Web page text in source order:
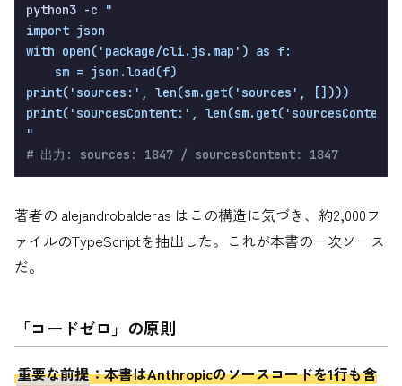
python3 -c
"
import json
with open('package/cli.js.map') as f:
    sm = json.load(f)
print('sources:', len(sm.get('sources', [])))
print('sourcesContent:',
"
# 出力: sources: 1847 / sourcesContent: 1847
著者の alejandrobalderas はこの構造に気づき、約2,000フ
ァイルのTypeScriptを抽出した。これが本書の一次ソース
だ。
「コードゼロ」の原則
重要な前提：本書はAnthropicのソースコードを1行も含